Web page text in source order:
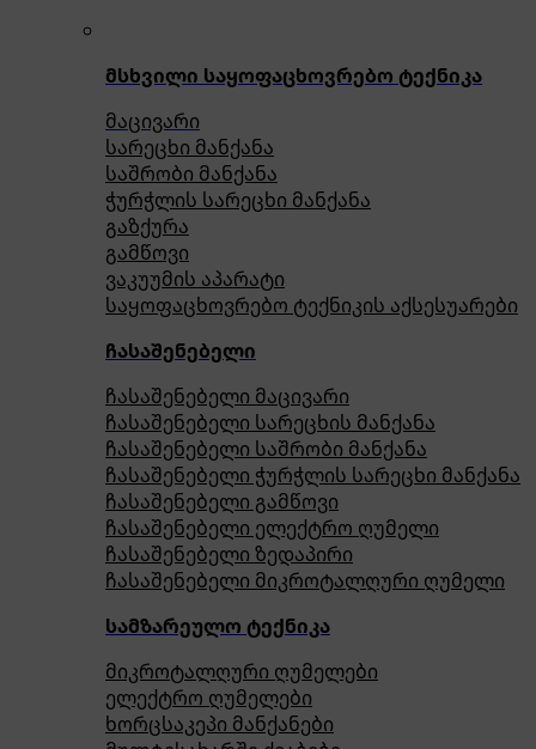
მსხვილი საყოფაცხოვრებო ტექნიკა
მაცივარი
სარეცხი მანქანა
საშრობი მანქანა
ჭურჭლის სარეცხი მანქანა
გაზქურა
გამწოვი
ვაკუუმის აპარატი
საყოფაცხოვრებო ტექნიკის აქსესუარები
ჩასაშენებელი
ჩასაშენებელი მაცივარი
ჩასაშენებელი სარეცხის მანქანა
ჩასაშენებელი საშრობი მანქანა
ჩასაშენებელი ჭურჭლის სარეცხი მანქანა
ჩასაშენებელი გამწოვი
ჩასაშენებელი ელექტრო ღუმელი
ჩასაშენებელი ზედაპირი
ჩასაშენებელი მიკროტალღური ღუმელი
სამზარეულო ტექნიკა
მიკროტალღური ღუმელები
ელექტრო ღუმელები
ხორცსაკეპი მანქანები